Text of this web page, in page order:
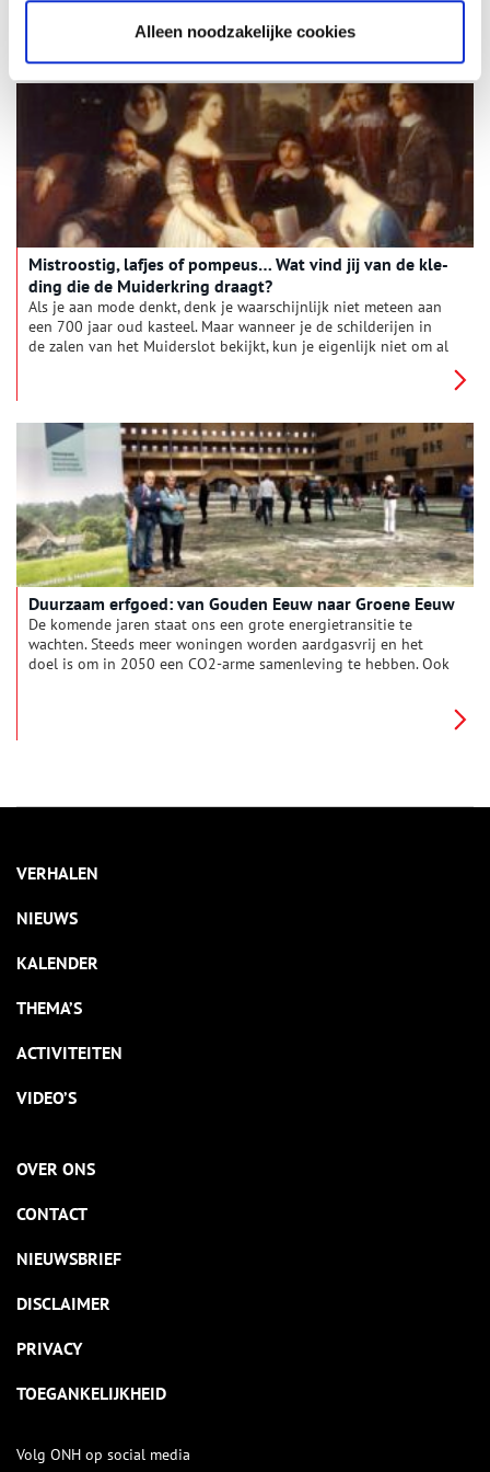
Alleen noodzakelijke cookies
toekomstbestendige vorm van landbouw in 2040. Fotograaf
David Galjaard legt vast welke initiatieven en ontwikkelingen
er al zijn en onderzoekt hoe deze overgang van invloed is op
het werk van de boeren en telers in Noord-Holland. De foto’s
worden gemaakt in het kader van de jaarlijkse foto-opdracht
voor de Provinciale Atlas Noord-Holland: de unieke
beeldcollectie die het Noord-Hollands Archief voor de
provincie Noord-Holland in beheer heeft.
Mis­troos­tig, laf­jes of pom­peus… Wat vind jij van de kle­
ding die de Mui­der­kring draagt?
Als je aan mode denkt, denk je waarschijnlijk niet meteen aan
een 700 jaar oud kasteel. Maar wanneer je de schilderijen in
de zalen van het Muiderslot bekijkt, kun je eigenlijk niet om al
Duurzaam erfgoed: van Gouden Eeuw naar Groene Eeuw
De komende jaren staat ons een grote energietransitie te
wachten. Steeds meer woningen worden aardgasvrij en het
doel is om in 2050 een CO2-arme samenleving te hebben. Ook
VERHALEN
NIEUWS
KALENDER
THEMA’S
ACTIVITEITEN
VIDEO’S
OVER ONS
CONTACT
NIEUWSBRIEF
DISCLAIMER
PRIVACY
TOEGANKELIJKHEID
Volg ONH op social media